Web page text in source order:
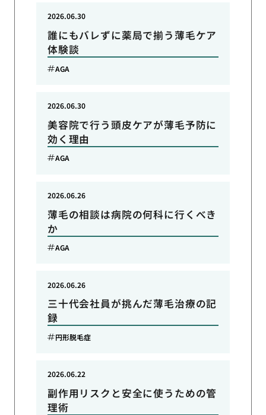
誰にもバレずに薬局で揃う薄毛ケア
体験談
2026.06.30
AGA
美容院で行う頭皮ケアが薄毛予防に
効く理由
2026.06.30
AGA
薄毛の相談は病院の何科に行くべき
か
2026.06.26
AGA
三十代会社員が挑んだ薄毛治療の記
録
2026.06.26
円形脱毛症
副作用リスクと安全に使うための管
理術
2026.06.22